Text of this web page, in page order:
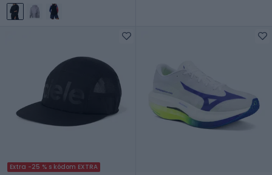
Extra -25 % s kódom EXTRA